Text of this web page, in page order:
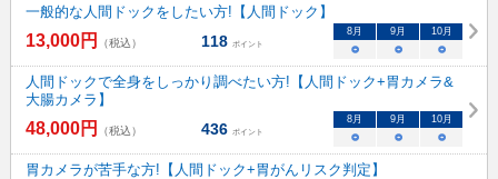
一般的な人間ドックをしたい方!【人間ドック】
13,000円 （税込） 118 ポイント
8 月 9 月 10月
○ ○ ○
人間ドックで全身をしっかり調べたい方!【人間ドック+胃カメラ&
大腸カメラ】
48,000円 （税込） 436 ポイント
8 月 9 月 10月
○ ○ ○
胃カメラが苦手な方!【人間ドック+胃がんリスク判定】